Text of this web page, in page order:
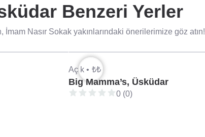
Benzeri Yerler
Nasır Sokak yakınlarındaki önerilerimize göz atın!
Açık • ₺₺
Big Mamma’s, Üsküdar
0 (0)